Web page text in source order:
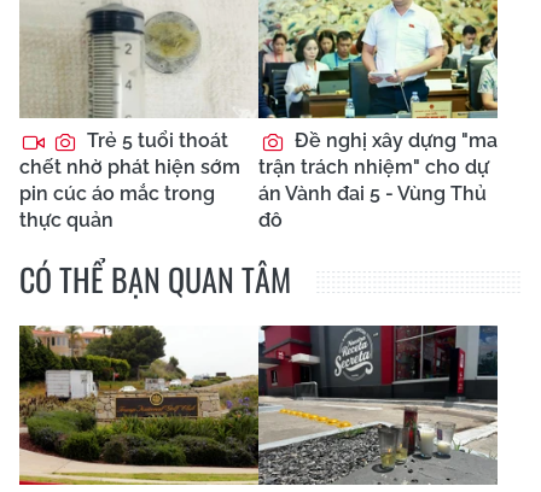
Trẻ 5 tuổi thoát
chết nhờ phát hiện sớm
pin cúc áo mắc trong
thực quản
Đề nghị xây dựng "ma
trận trách nhiệm" cho dự
án Vành đai 5 - Vùng Thủ
đô
CÓ THỂ BẠN QUAN TÂM